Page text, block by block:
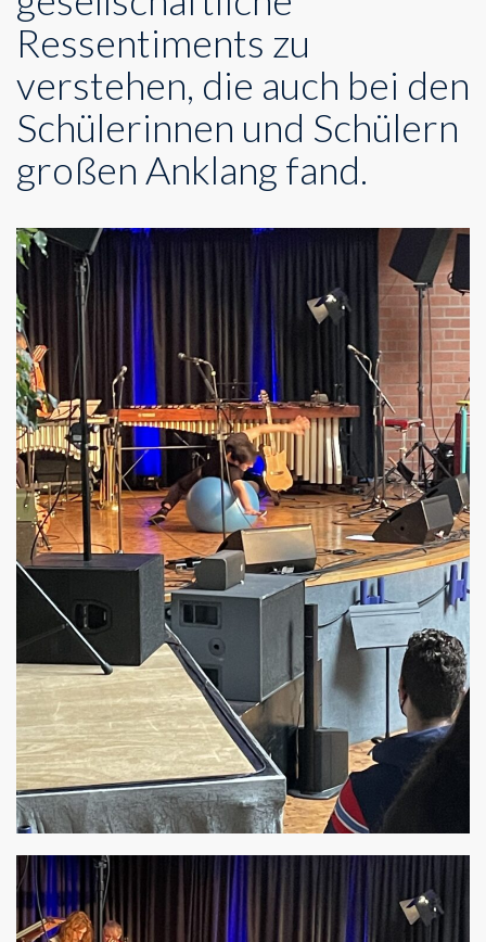
Ressentiments zu
verstehen, die auch bei den
Schülerinnen und Schülern
großen Anklang fand.